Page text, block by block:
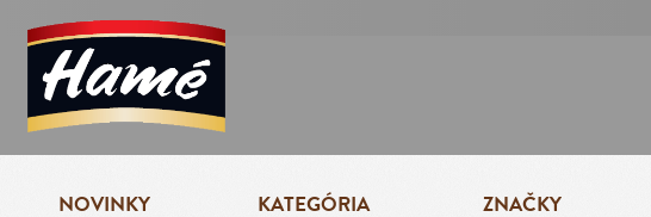
NOVINKY KATEGÓRIA ZNAČKY